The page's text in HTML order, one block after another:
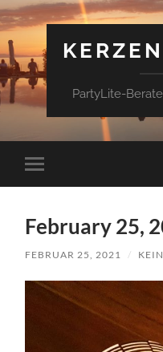
PartyLite-
Mobile-
Menü
February 25,
FEBRUAR 25, 2021 /